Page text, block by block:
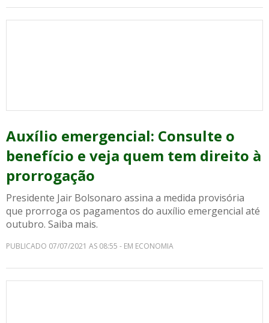
Auxílio emergencial: Consulte o
benefício e veja quem tem direito à
prorrogação
Presidente Jair Bolsonaro assina a medida provisória
que prorroga os pagamentos do auxílio emergencial até
outubro. Saiba mais.
PUBLICADO 07/07/2021 AS 08:55 - EM ECONOMIA